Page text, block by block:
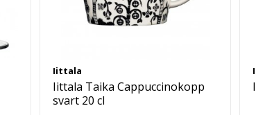
Iittala
Iittala Taika Cappuccinokopp
svart 20 cl